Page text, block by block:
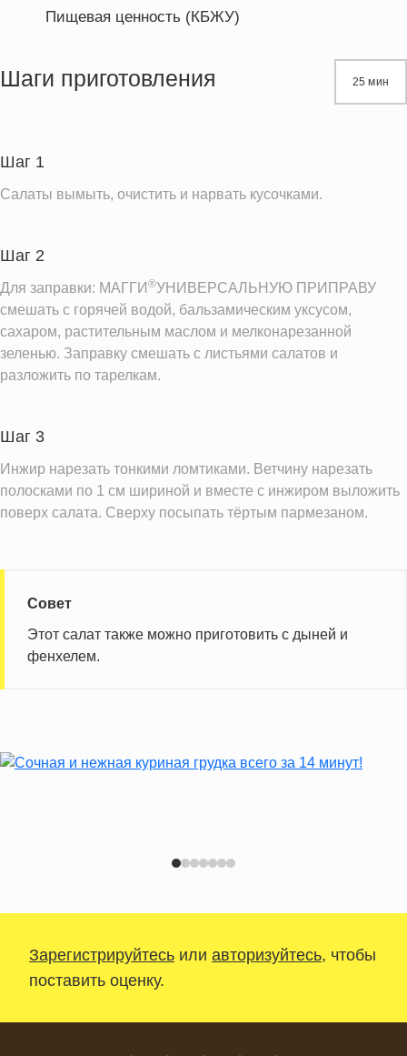
Пищевая ценность (КБЖУ)
Жиры
Информация для одной порции
Шаги приготовления 25 мин
Шаг 1
Салаты вымыть, очистить и нарвать кусочками.
Шаг 2
Для заправки: МАГГИ ®УНИВЕРСАЛЬНУЮ ПРИПРАВУ
смешать с горячей водой, бальзамическим уксусом,
сахаром, растительным маслом и мелконарезанной
зеленью. Заправку смешать с листьями салатов и
разложить по тарелкам.
Шаг 3
Инжир нарезать тонкими ломтиками. Ветчину нарезать
полосками по 1 см шириной и вместе с инжиром выложить
поверх салата. Сверху посыпать тёртым пармезаном.
Совет
Этот салат также можно приготовить с дыней и
фенхелем.
Зарегистрируйтесь или авторизуйтесь, чтобы
поставить оценку.